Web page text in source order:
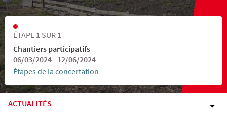
ÉTAPE 1 SUR 1
Chantiers participatifs
06/03/2024 - 12/06/2024
Étapes de la concertation
ACTUALITÉS